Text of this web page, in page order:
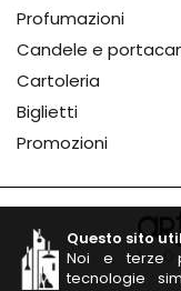
Profumazioni
Candele e
Cartoleria
Biglietti
Promozioni
Questo sito
Noi e terze
tecnologie